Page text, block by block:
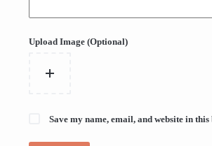
Upload Image (Optional)
Save my name, email, and website in